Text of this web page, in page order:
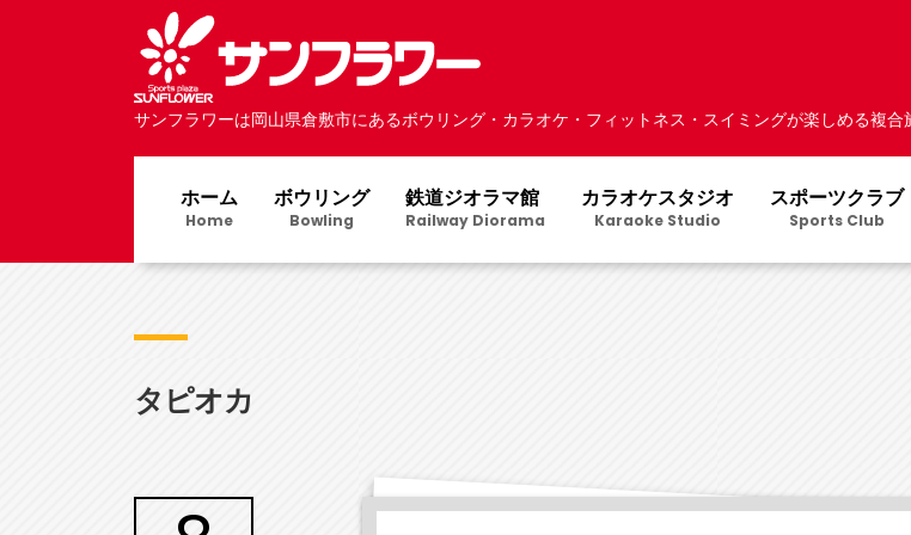
サンフラワーは岡山県倉敷市にあるボウリング・カラオケ・フィットネス・スイミングが楽しめる複合
ホーム
Home
ボウリング
Bowling
鉄道ジオラマ館
Railway Diorama
カラオケスタジオ
Karaoke Studio
スポーツクラブ
Sports Club
タピオカ